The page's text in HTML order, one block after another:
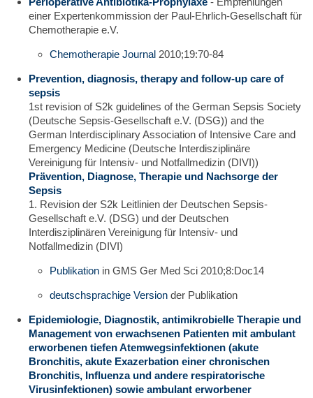
einer Expertenkommission der Paul-Ehrlich-Gesellschaft für
Chemotherapie e.V.
Chemotherapie Journal 2010;19:70-84
Prevention, diagnosis, therapy and follow-up care of
sepsis
1st revision of S2k guidelines of the German Sepsis Society
(Deutsche Sepsis-Gesellschaft e.V. (DSG)) and the
German Interdisciplinary Association of Intensive Care and
Emergency Medicine (Deutsche Interdisziplinäre
Vereinigung für Intensiv- und Notfallmedizin (DIVI))
Prävention, Diagnose, Therapie und Nachsorge der
Sepsis
1. Revision der S2k Leitlinien der Deutschen Sepsis-
Gesellschaft e.V. (DSG) und der Deutschen
Interdisziplinären Vereinigung für Intensiv- und
Notfallmedizin (DIVI)
Publikation in GMS Ger Med Sci 2010;8:Doc14
deutschsprachige Version der Publikation
Epidemiologie, Diagnostik, antimikrobielle Therapie und
Management von erwachsenen Patienten mit ambulant
erworbenen tiefen Atemwegsinfektionen (akute
Bronchitis, akute Exazerbation einer chronischen
Bronchitis, Influenza und andere respiratorische
Virusinfektionen) sowie ambulant erworbener